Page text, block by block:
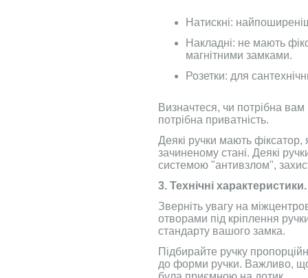
Натискні:
Накладні: не мають
магнітними замками.
Розетки: для
Визначтеся, чи потрібна
потрібна приватність.
Деякі ручки мають фіксатор,
зачиненому стані. Деякі
системою "антивзлом",
3. Технічні характеристики.
Зверніть увагу на
отворами під кріплення
стандарту вашого замка.
Підбирайте ручку
до форми ручки. Важливо,